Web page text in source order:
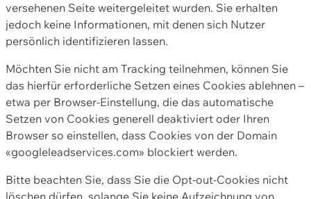
versehenen Seite weitergeleitet wurden. Sie erhalten
jedoch keine Informationen, mit denen sich Nutzer
persönlich identifizieren lassen.
Möchten Sie nicht am Tracking teilnehmen, können Sie
das hierfür erforderliche Setzen eines Cookies ablehnen –
etwa per Browser-Einstellung, die das automatische
Setzen von Cookies generell deaktiviert oder Ihren
Browser so einstellen, dass Cookies von der Domain
«googleleadservices.com» blockiert werden.
Bitte beachten Sie, dass Sie die Opt-out-Cookies nicht